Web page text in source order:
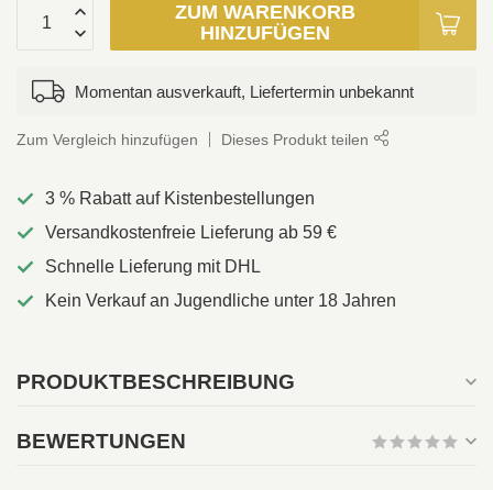
ZUM WARENKORB
HINZUFÜGEN
Momentan ausverkauft, Liefertermin unbekannt
Zum Vergleich hinzufügen Dieses Produkt teilen
3 % Rabatt auf Kistenbestellungen
Versandkostenfreie Lieferung ab 59 €
Schnelle Lieferung mit DHL
Kein Verkauf an Jugendliche unter 18 Jahren
PRODUKTBESCHREIBUNG
BEWERTUNGEN